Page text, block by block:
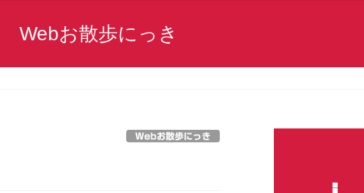
Webお散歩にっき
Webお散歩にっき